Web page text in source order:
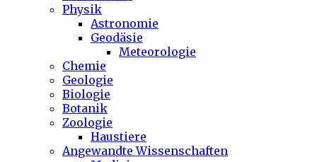
Physik
Astronomie
Geodäsie
Meteorologie
Chemie
Geologie
Biologie
Botanik
Zoologie
Haustiere
Angewandte Wissenschaften